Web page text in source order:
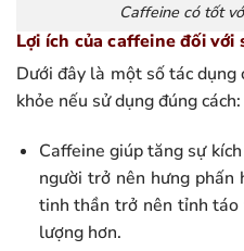
Caffeine có tốt
Lợi ích của caffeine đối với
Dưới đây là một số tác dụng
khỏe nếu sử dụng đúng cách:
Caffeine giúp tăng sự
người trở nên hưng phấn
tinh thần trở nên tỉnh táo
lượng hơn.